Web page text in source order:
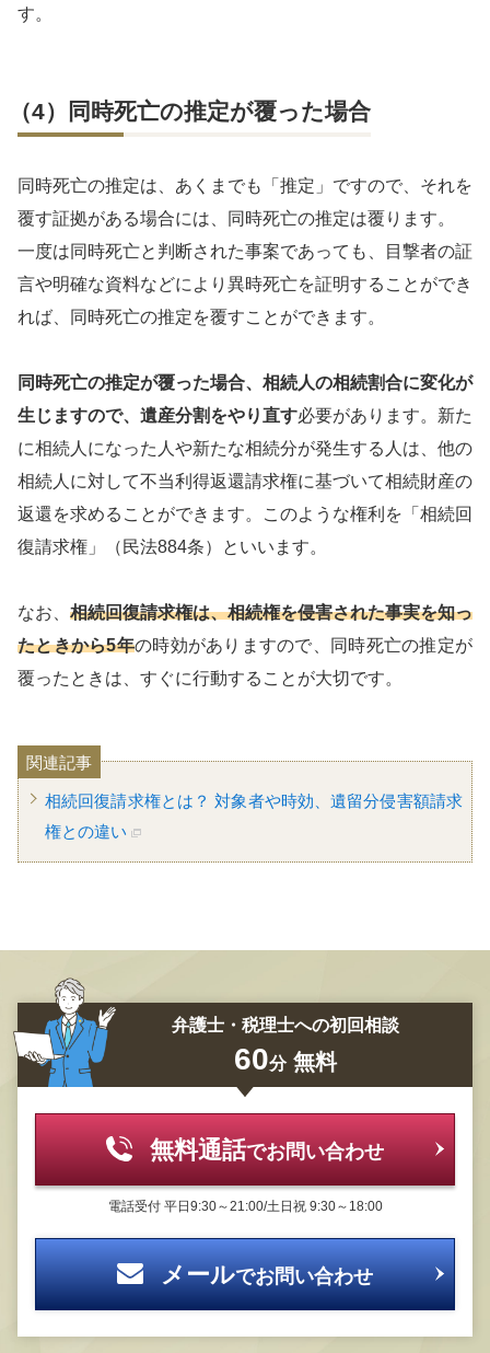
す。
（4）同時死亡の推定が覆った場合
同時死亡の推定は、あくまでも「推定」ですので、それを
覆す証拠がある場合には、同時死亡の推定は覆ります。
一度は同時死亡と判断された事案であっても、目撃者の証
言や明確な資料などにより異時死亡を証明することができ
れば、同時死亡の推定を覆すことができます。
同時死亡の推定が覆った場合、相続人の相続割合に変化が
生じますので、遺産分割をやり直す必要があります。新た
に相続人になった人や新たな相続分が発生する人は、他の
相続人に対して不当利得返還請求権に基づいて相続財産の
返還を求めることができます。このような権利を「相続回
復請求権」（民法884条）といいます。
なお、 相続回復請求権は、相続権を侵害された事実を知っ
たときから5年の時効がありますので、同時死亡の推定が
覆ったときは、すぐに行動することが大切です。
関連記事
相続回復請求権とは？ 対象者や時効、遺留分侵害額請求
権との違い
弁護士・税理士への初回相談
60分 無料
無料通話でお問い合わせ
電話受付 平日9:30～21:00/土日祝 9:30～18:00
メールでお問い合わせ